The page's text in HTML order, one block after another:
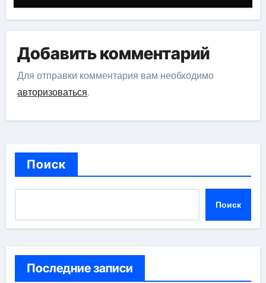
Добавить комментарий
Для отправки комментария вам необходимо
авторизоваться.
Поиск
Поиск
Последние записи